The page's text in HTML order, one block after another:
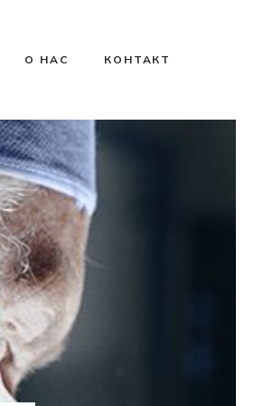
О НАС КОНТАКТ